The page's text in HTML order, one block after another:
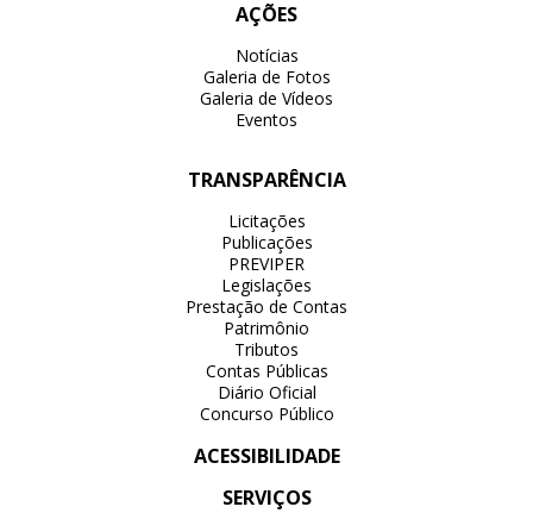
AÇÕES
Notícias
Galeria de Fotos
Galeria de Vídeos
Eventos
TRANSPARÊNCIA
Licitações
Publicações
PREVIPER
Legislações
Prestação de Contas
Patrimônio
Tributos
Contas Públicas
Diário Oficial
Concurso Público
ACESSIBILIDADE
SERVIÇOS